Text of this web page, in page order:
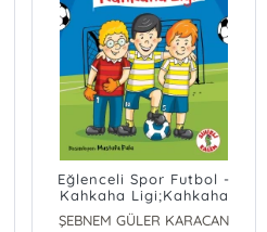
Eğlenceli Spor Futbol -
Kahkaha Ligi;Kahkaha
Ligi
ŞEBNEM GÜLER KARACAN